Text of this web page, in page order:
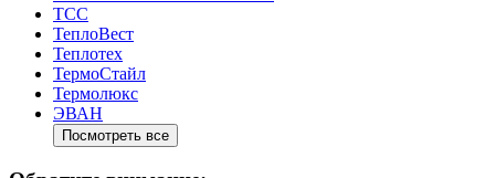
ТСС
ТеплоВест
Теплотех
ТермоСтайл
Термолюкс
ЭВАН
Посмотреть все